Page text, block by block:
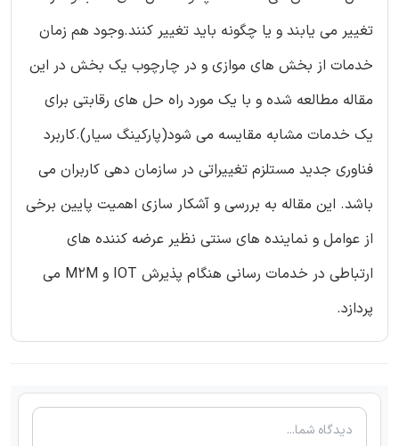
تغییر می یابند و یا چگونه باید تغییر کنند.وجود هم زمان
خدمات از بخش های موازی و در چارچوب یک بخش در این
مقاله مطالعه شده و با یک مورد راه حل های رقابتی برای
یک خدمات مشابه مقایسه می شود(پارکینگ سیار).کاربرد
فناوری جدید مستلزم تغییراتی در سازمان دهی کاربران می
باشد. این مقاله به بررسی و آشکار سازی اهمیت پایین برخی
از عوامل و نماینده های سنتی نظیر عرضه کننده های
ارتباطی در خدمات رسانی هنگام پذیرش IOT و M2M می
پردازد.